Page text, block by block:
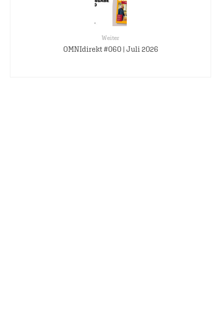
Weiter
OMNIdirekt #060 | Juli 2026